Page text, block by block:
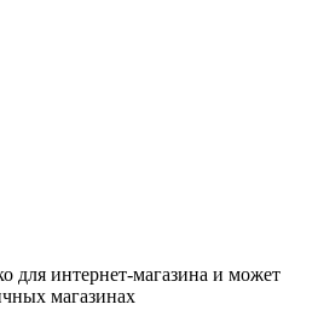
для интернет-магазина и может
магазинах